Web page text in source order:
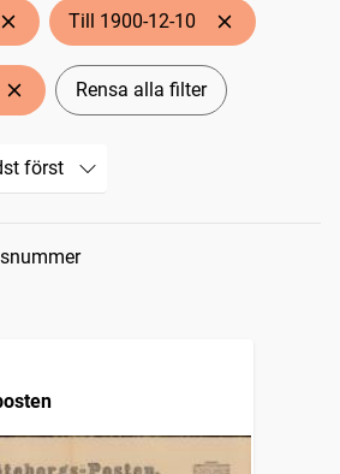
Till 1900-12-10
Rensa alla filter